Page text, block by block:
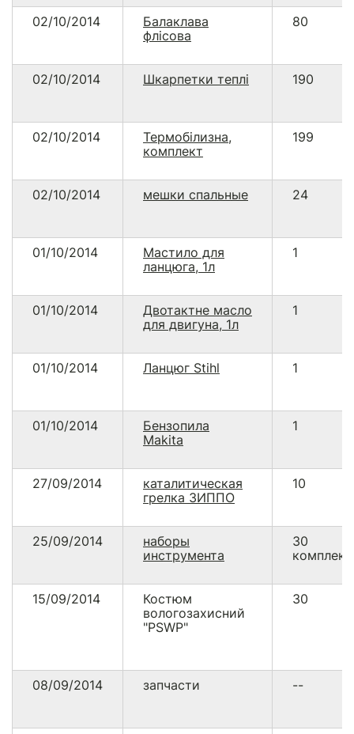
02/10/2014
Балаклава
флісова
80
02/10/2014 Шкарпетки теплі 190
02/10/2014
Термобілизна,
комплект
199
02/10/2014 мешки спальные 24
01/10/2014
Мастило для
ланцюга, 1л
1
01/10/2014
Двотактне масло
для двигуна, 1л
1
01/10/2014 Ланцюг Stihl 1
01/10/2014
Бензопила
Makita
1
27/09/2014
каталитическая
грелка ЗИППО
10
25/09/2014
наборы
инструмента
30
15/09/2014
Костюм
вологозахисний
"PSWP"
30
08/09/2014 запчасти --